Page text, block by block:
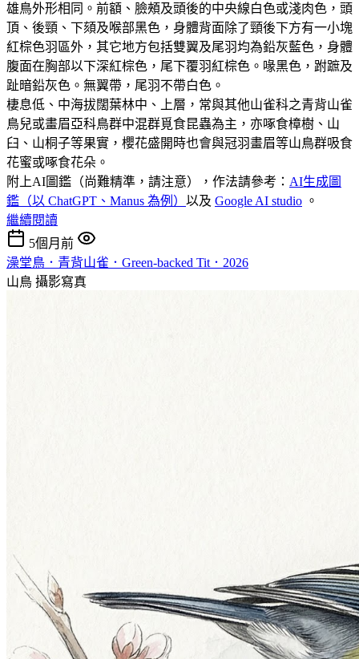
雄鳥外形相同。前額、臉頰及頭後的中央線白色或淺肉色，頭
頂、後頸、下頦及喉部黑色，身體背面除了頸後下方有一小塊
紅棕色羽區外，其它地方包括雙翼及尾羽均為鉛灰藍色，身體
腹面在胸部以下深紅棕色，尾下覆羽紅棕色。喙黑色，跗蹠及
趾暗鉛灰色。無翼帶，尾羽不帶白色。
棲息低、中海拔闊葉林中、上層，常與其他山雀科之青背山雀
鳥兒或畫眉亞科鳥群中混群覓食昆蟲為主，亦啄食樟樹、山
臼、山桐子等果實，櫻花盛開時也會與冠羽畫眉等山鳥群吸食
花蜜或啄食花朵。
附上AI圖鑑（尚難精準，請注意），作法請參考： AI生成圖
鑑（以 ChatGPT、Manus 為例） 以及 Google AI studio 。
繼續閱讀
5個月前
澡堂鳥．青背山雀．Green-backed Tit．2026
山鳥 攝影寫真